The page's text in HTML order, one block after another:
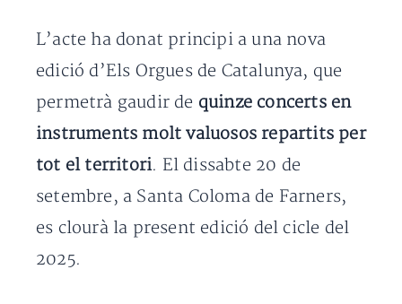
L’acte ha donat principi a una nova
edició d’Els Orgues de Catalunya, que
permetrà gaudir de quinze concerts en
instruments molt valuosos repartits per
tot el territori. El dissabte 20 de
setembre, a Santa Coloma de Farners,
es clourà la present edició del cicle del
2025.